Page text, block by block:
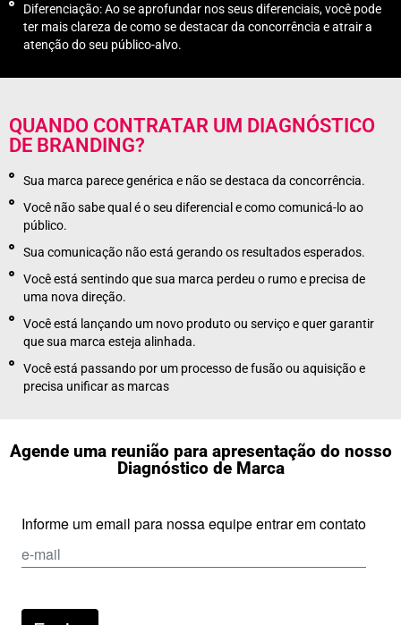
Diferenciação: Ao se aprofundar nos seus diferenciais, você pode
ter mais clareza de como se destacar da concorrência e atrair a
atenção do seu público-alvo.
QUANDO CONTRATAR UM DIAGNÓSTICO
DE BRANDING?
Sua marca parece genérica e não se destaca da concorrência.
Você não sabe qual é o seu diferencial e como comunicá-lo ao
público.
Sua comunicação não está gerando os resultados esperados.
Você está sentindo que sua marca perdeu o rumo e precisa de
uma nova direção.
Você está lançando um novo produto ou serviço e quer garantir
que sua marca esteja alinhada.
Você está passando por um processo de fusão ou aquisição e
precisa unificar as marcas
Agende uma reunião para apresentação do nosso
Diagnóstico de Marca
Informe um email para nossa equipe entrar em contato